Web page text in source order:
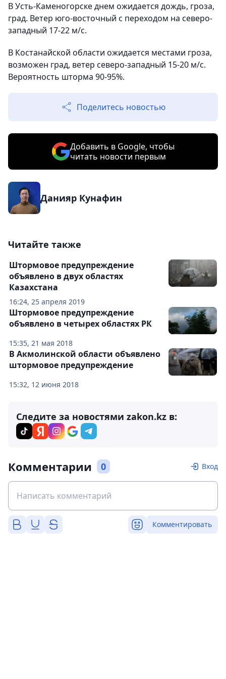
В Усть-Каменогорске днем ожидается дождь, гроза,
град. Ветер юго-восточный с переходом на северо-
западный 17-22 м/с.
В Костанайской области ожидается местами гроза,
возможен град, ветер северо-западный 15-20 м/с.
Вероятность шторма 90-95%.
Поделитесь новостью
Добавить в Google, чтобы
читать новости первым
Данияр Кунафин
Читайте также
16:24, 25 апреля 2019
Штормовое предупреждение
объявлено в двух областях
Казахстана
15:35, 21 мая 2018
Штормовое предупреждение
объявлено в четырех областях РК
15:32, 12 июня 2018
В Акмолинской области объявлено
штормовое предупреждение
Следите за новостями zakon.kz в:
Комментарии 0 Вход
Комментировать